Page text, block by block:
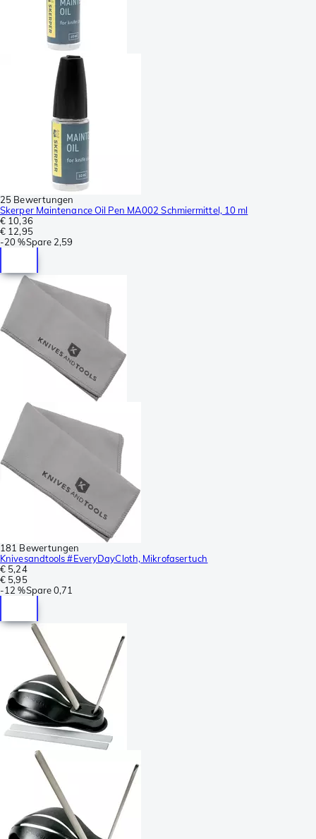
25 Bewertungen
Skerper Maintenance Oil Pen MA002 Schmiermittel, 10 ml
€ 10,36
€ 12,95
-20 %Spare 2,59
181 Bewertungen
Knivesandtools #EveryDayCloth, Mikrofasertuch
€ 5,24
€ 5,95
-12 %Spare0,71